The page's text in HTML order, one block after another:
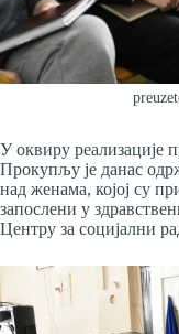
У оквиру реализације
Прокупљу је данас
над женама, којој су
запослени у
Центру за социјални